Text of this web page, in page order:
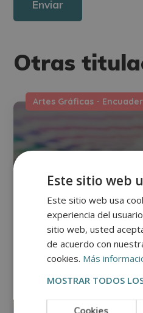
Para más información consulte
Otras
Artes Gráficas -
Este sitio web
Este sitio web usa
experiencia del
sitio web, usted
de acuerdo con
cookies. Más
MOSTRAR TODOS
Cookies